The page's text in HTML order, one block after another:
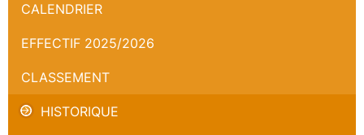
CALENDRIER
EFFECTIF 2025/2026
CLASSEMENT
HISTORIQUE